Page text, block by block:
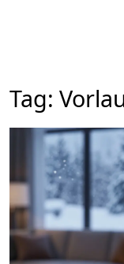
Tag: